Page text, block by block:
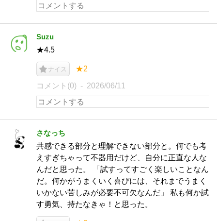
Suzu
★4.5
ナイス ★2
コメント(0) 2026/06/11
さなっち
共感できる部分と理解できない部分と。何でも考
えすぎちゃって不器用だけど、自分に正直な人な
んだと思った。 「試すってすごく楽しいことなん
だ。何かがうまくいく喜びには、それまでうまく
いかない苦しみが必要不可欠なんだ」 私も何か試
す勇気、持たなきゃ！と思った。